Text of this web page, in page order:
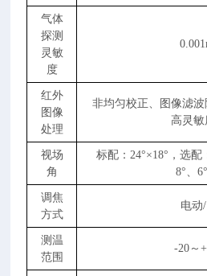
气体
探测
灵敏
度
红外
图像
处理
非均匀校正、图像滤波
高灵
视场
角
标配：24°×18°，选配
8°、
调焦
方式
电动
测温
范围
-20～